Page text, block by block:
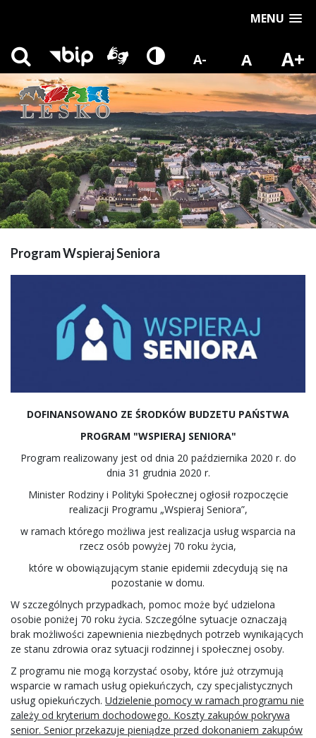
MENU
A- A A+
Program Wspieraj Seniora
DOFINANSOWANO ZE ŚRODKÓW BUDZETU PAŃSTWA
PROGRAM "WSPIERAJ SENIORA"
Program realizowany jest od dnia 20 października 2020 r. do
dnia 31 grudnia 2020 r.
Minister Rodziny i Polityki Społecznej ogłosił rozpoczęcie
realizacji Programu „Wspieraj Seniora”,
w ramach którego możliwa jest realizacja usług wsparcia na
rzecz osób powyżej 70 roku życia,
które w obowiązującym stanie epidemii zdecydują się na
pozostanie w domu.
W szczególnych przypadkach, pomoc może być udzielona
osobie poniżej 70 roku życia. Szczególne sytuacje oznaczają
brak możliwości zapewnienia niezbędnych potrzeb wynikających
ze stanu zdrowia oraz sytuacji rodzinnej i społecznej osoby.
Z programu nie mogą korzystać osoby, które już otrzymują
wsparcie w ramach usług opiekuńczych, czy specjalistycznych
usług opiekuńczych. Udzielenie pomocy w ramach programu nie
zależy od kryterium dochodowego. Koszty zakupów pokrywa
senior. Senior przekazuje pieniądze przed dokonaniem zakupów